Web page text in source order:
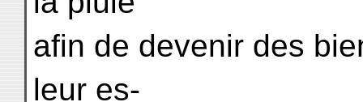
afin de devenir des
leur es-